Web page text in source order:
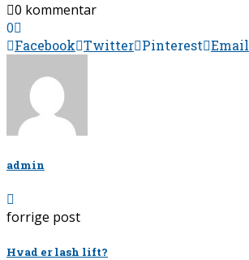
0 kommentar
0
Facebook Twitter Pinterest Email
admin
forrige post
Hvad er lash lift?